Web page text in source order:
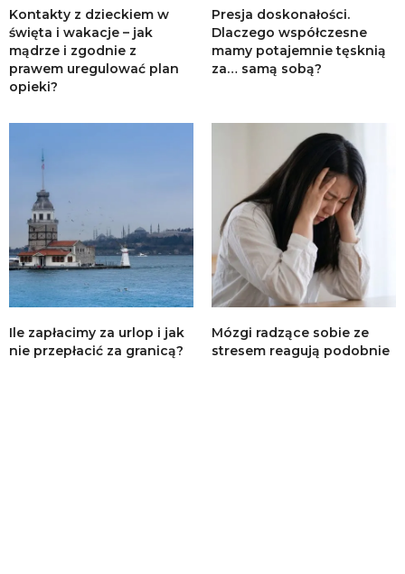
Kontakty z dzieckiem w
święta i wakacje – jak
mądrze i zgodnie z
prawem uregulować plan
opieki?
Presja doskonałości.
Dlaczego współczesne
mamy potajemnie tęsknią
za… samą sobą?
Ile zapłacimy za urlop i jak
nie przepłacić za granicą?
Mózgi radzące sobie ze
stresem reagują podobnie